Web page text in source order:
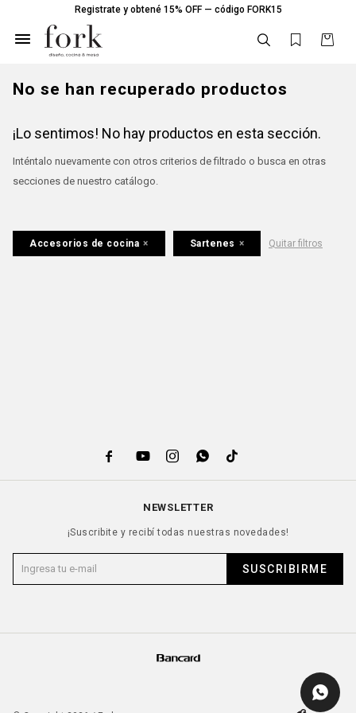
Registrate y obtené 15% OFF — código FORK15

No se han recuperado productos
¡Lo sentimos! No hay productos en esta sección.
Inténtalo nuevamente con otros criterios de filtrado o busca en otras
secciones de nuestro catálogo.
Accesorios de cocina Sartenes Quitar filtros
    
NEWSLETTER
¡Suscribite y recibí todas nuestras novedades!
SUSCRIBIRME